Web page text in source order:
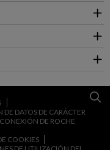
DATOS DE CARÁCTER
DE ROCHE
COOKIES